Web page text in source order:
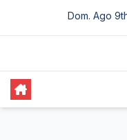
Dom. Ago